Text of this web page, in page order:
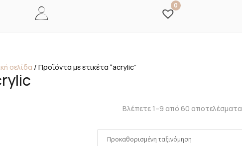
0
σελίδα / Προϊόντα με ετικέτα “acrylic”
Βλέπετε 1–9 από 60 αποτελέσματα